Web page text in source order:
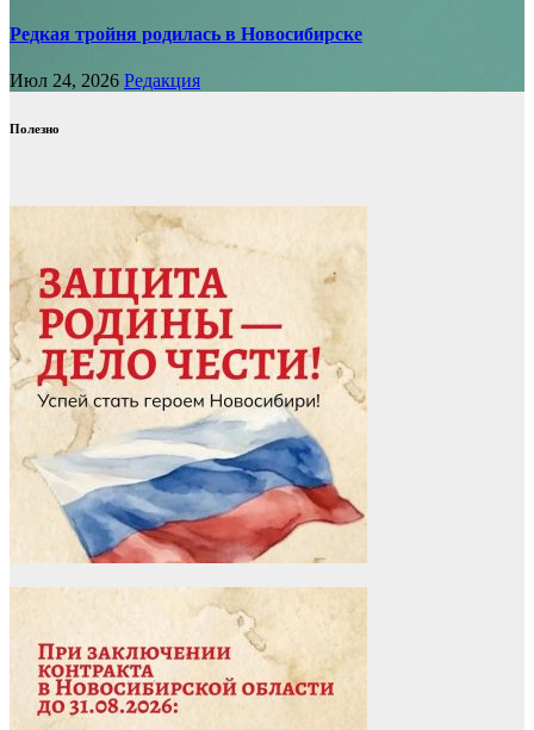
Редкая тройня родилась в Новосибирске
Июл 24, 2026 Редакция
Полезно